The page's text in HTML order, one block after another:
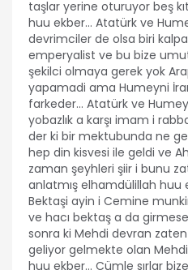
taşlar yerine oturuyor beş
huu ekber... Atatürk ve
devrimciler de olsa biri
emperyalist ve bu bize umut
şekilci olmaya gerek yok
yapamadi ama Humeyni
farkeder... Atatürk ve
yobazlık a karşı imam i
der ki bir mektubunda ne
hep din kisvesi ile geldi ve
zaman şeyhleri şiir i bunu
anlatmış elhamdülillah huu
Bektaşi ayin i Cemine
ve hacı bektaş a da
sonra ki Mehdi devran
geliyor gelmekte olan
huu ekber... Cümle sırlar